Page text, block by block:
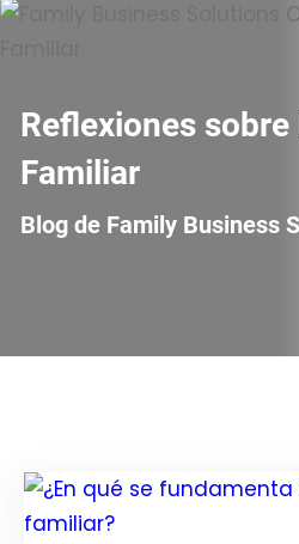
Reflexiones sobre
Familiar
Blog de Family Business